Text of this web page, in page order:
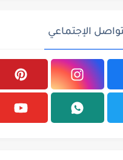
الإجتماعي